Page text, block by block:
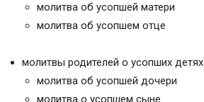
молитва об усопшей матери
молитва об усопшем отце
молитвы родителей о усопших детях
молитва об усопшей дочери
молитва о усопшем сыне